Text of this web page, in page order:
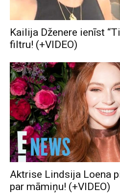
Kailija Dženere ienīst
filtru! (+VIDEO)
Aktrise Lindsija Loena
par māmiņu! (+VIDEO)